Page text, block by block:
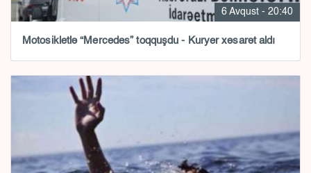
6 Avqust - 20:40
Motosikletlə “Mercedes” toqquşdu - Kuryer xəsarət aldı